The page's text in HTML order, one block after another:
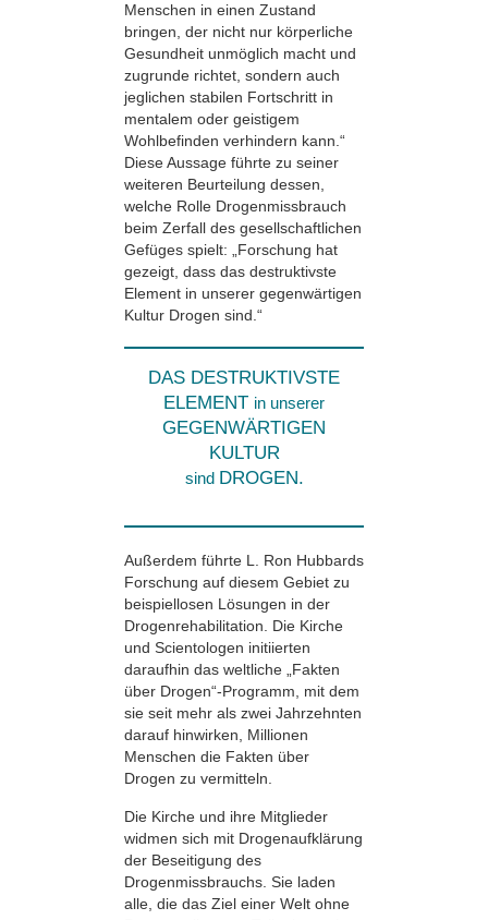
Menschen in einen Zustand
bringen, der nicht nur körperliche
Gesundheit unmöglich macht und
zugrunde richtet, sondern auch
jeglichen stabilen Fortschritt in
mentalem oder geistigem
Wohlbefinden verhindern kann.“
Diese Aussage führte zu seiner
weiteren Beurteilung dessen,
welche Rolle Drogenmissbrauch
beim Zerfall des gesellschaftlichen
Gefüges spielt: „Forschung hat
gezeigt, dass das destruktivste
Element in unserer gegenwärtigen
Kultur Drogen sind.“
DAS DESTRUKTIVSTE
ELEMENT in unserer
GEGENWÄRTIGEN
KULTUR
sind DROGEN.
Außerdem führte L. Ron Hubbards
Forschung auf diesem Gebiet zu
beispiellosen Lösungen in der
Drogen­rehabilitation. Die Kirche
und Scientologen initiierten
daraufhin das weltliche „Fakten
über Drogen“-Programm, mit dem
sie seit mehr als zwei Jahrzehnten
darauf hinwirken, Millionen
Menschen die Fakten über
Drogen zu vermitteln.
Die Kirche und ihre Mitglieder
widmen sich mit Drogenaufklärung
der Beseitigung des
Drogenmissbrauchs. Sie laden
alle, die das Ziel einer Welt ohne